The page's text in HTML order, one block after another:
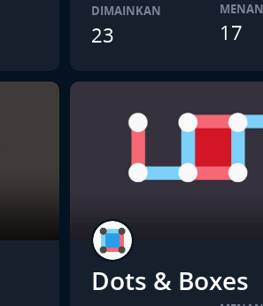
DIMAINKAN
23 17
Dots & Boxes